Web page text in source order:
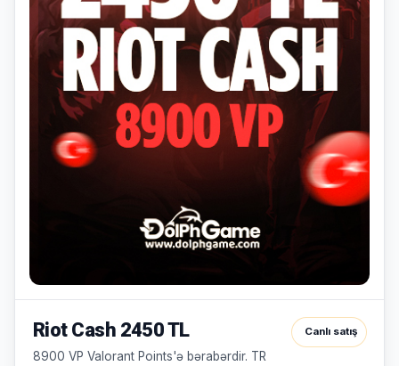
yoxdur.
Hamısına
Səbətiniz
boşdur
Sevdiyiniz
məhsulları
Riot Cash 2450 TL
8900 VP Valorant Points'ə bərabərdir. TR
Canlı satış